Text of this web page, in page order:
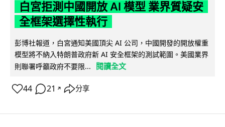
白宮拒測中國開放 AI 模型 業界質疑安
全框架選擇性執行
彭博社報道，白宮通知美國頂尖 AI 公司，中國開發的開放權重
模型將不納入特朗普政府新 AI 安全框架的測試範圍。美國業界
則聯署呼籲政府不要限...
閱讀全文
44 21 ↗ 分享